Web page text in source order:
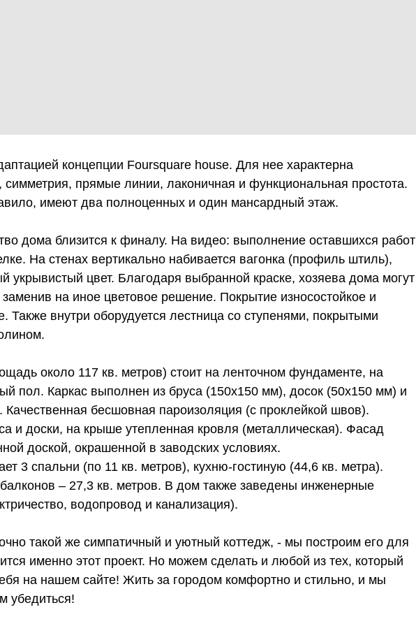
концепции Foursquare house. Для нее характерна
прямые линии, лаконичная и функциональная простота.
имеют два полноценных и один мансардный этаж.
дома близится к финалу. На видео: выполнение оставшихся работ
На стенах вертикально набивается вагонка (профиль штиль),
укрывистый цвет. Благодаря выбранной краске, хозяева дома могут
на иное цветовое решение. Покрытие износостойкое и
Также внутри оборудуется лестница со ступенями, покрытыми
около 117 кв. метров) стоит на ленточном фундаменте, на
пол. Каркас выполнен из бруса (150х150 мм), досок (50х150 мм) и
Качественная бесшовная пароизоляция (с проклейкой швов).
и доски, на крыше утепленная кровля (металлическая). Фасад
доской, окрашенной в заводских условиях.
3 спальни (по 11 кв. метров), кухню-гостиную (44,6 кв. метра).
– 27,3 кв. метров. В дом также заведены инженерные
водопровод и канализация).
такой же симпатичный и уютный коттедж, - мы построим его для
именно этот проект. Но можем сделать и любой из тех, который
на нашем сайте! Жить за городом комфортно и стильно, и мы
убедиться!